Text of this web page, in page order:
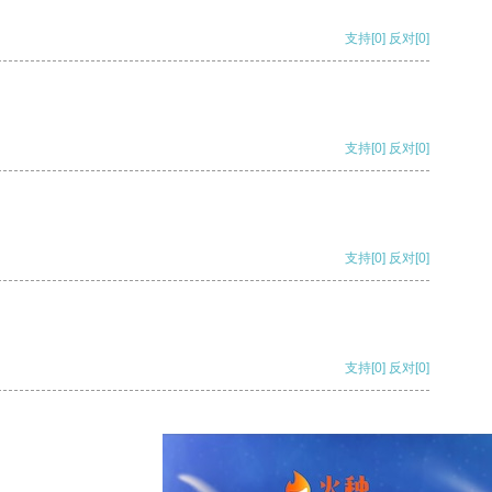
支持[0] 反对[0]
支持[0] 反对[0]
支持[0] 反对[0]
支持[0] 反对[0]
支持